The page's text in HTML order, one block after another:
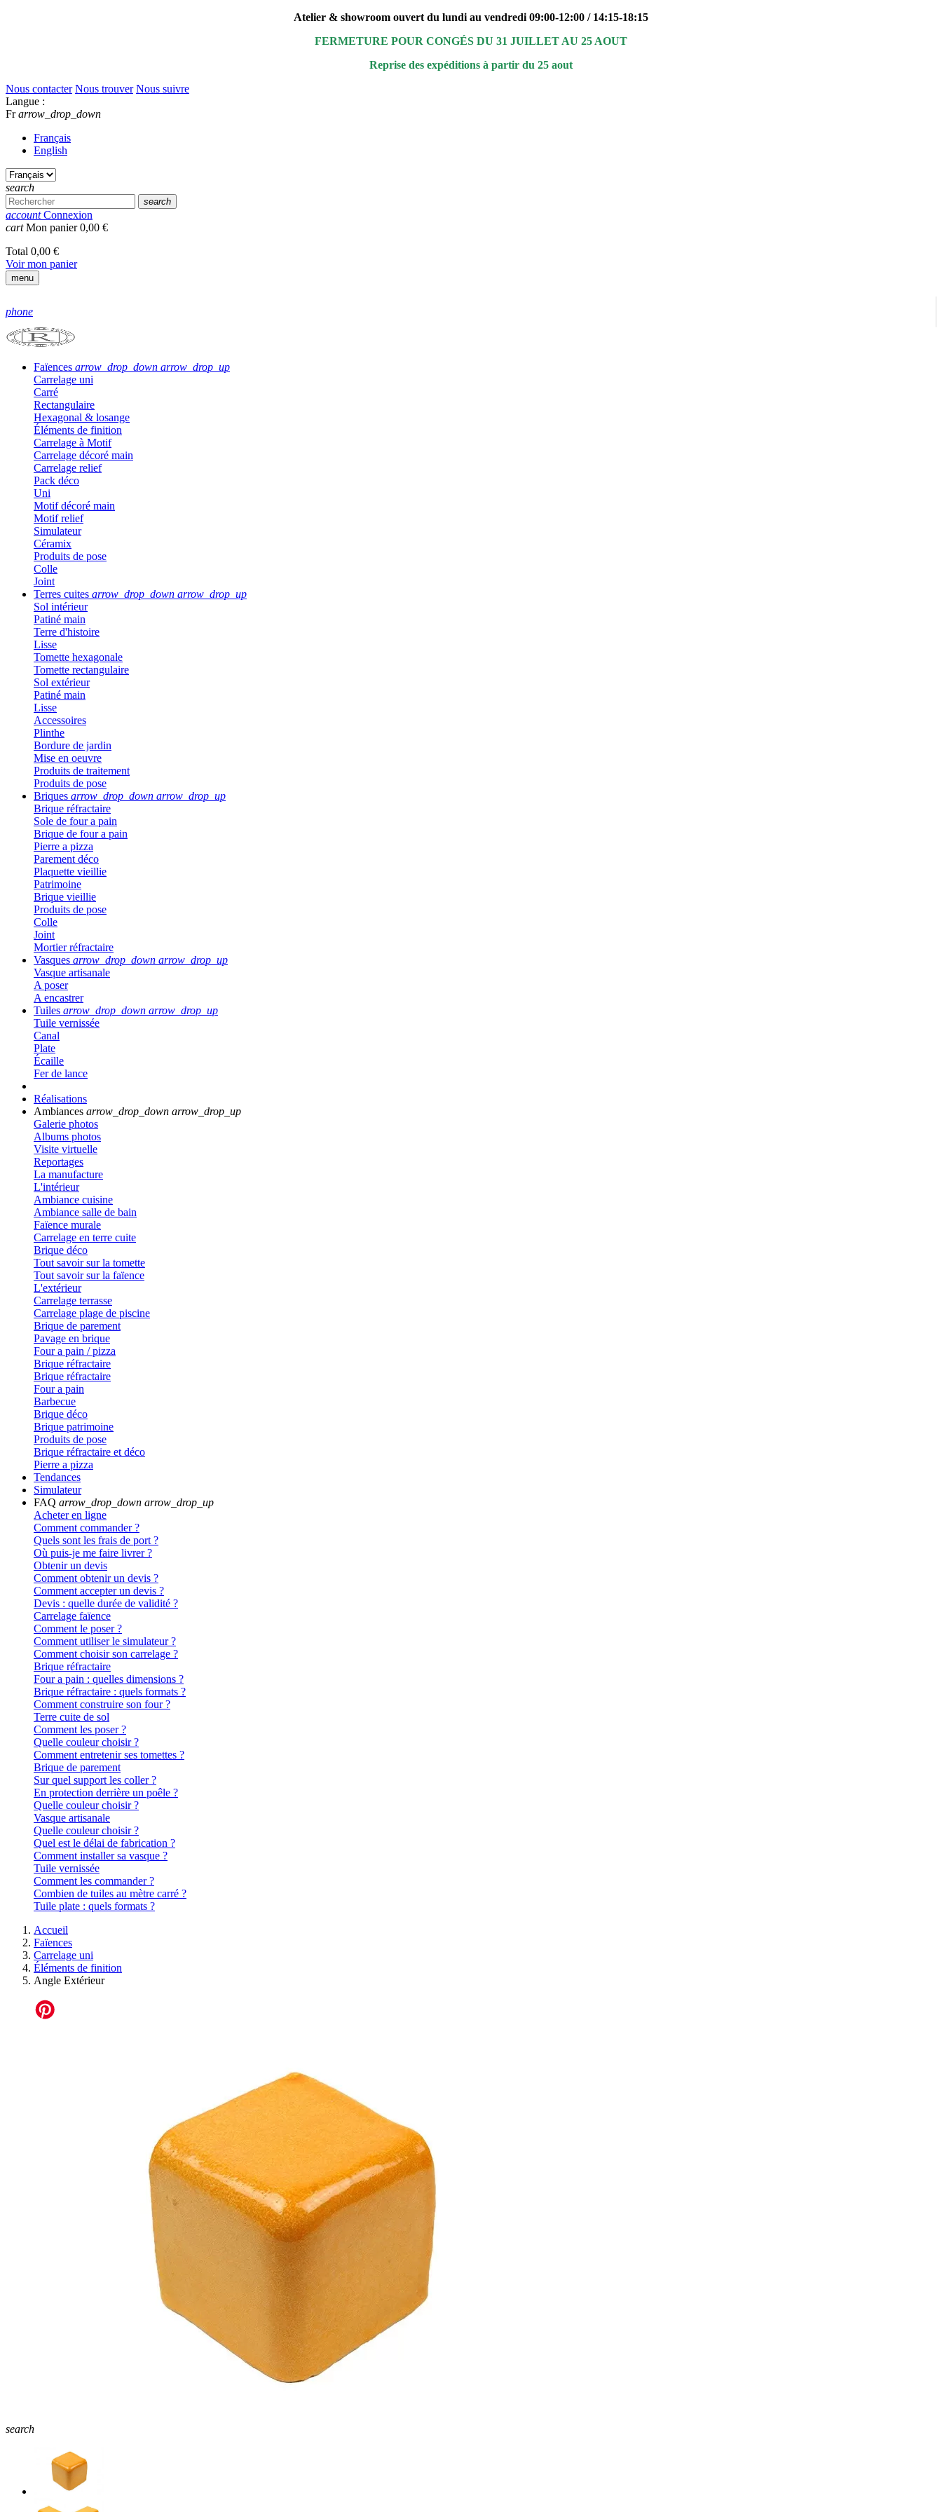
Atelier & showroom ouvert du lundi au vendredi 09:00-12:00 / 14:15-18:15
FERMETURE POUR CONGÉS DU 31 JUILLET AU 25 AOUT
Reprise des expéditions à partir du 25 aout
Nous contacter Nous trouver Nous suivre
Langue :
Fr arrow_drop_down
Français
English
search
search
account Connexion
cart Mon panier0,00 €
Total 0,00 €
Voir mon panier
menu
phone
Faïences arrow_drop_down arrow_drop_up
Carrelage uni
Carré
Rectangulaire
Hexagonal & losange
Éléments de finition
Carrelage à Motif
Carrelage décoré main
Carrelage relief
Pack déco
Uni
Motif décoré main
Motif relief
Simulateur
Céramix
Produits de pose
Colle
Joint
Terres cuites arrow_drop_down arrow_drop_up
Sol intérieur
Patiné main
Terre d'histoire
Lisse
Tomette hexagonale
Tomette rectangulaire
Sol extérieur
Patiné main
Lisse
Accessoires
Plinthe
Bordure de jardin
Mise en oeuvre
Produits de traitement
Produits de pose
Briques arrow_drop_down arrow_drop_up
Brique réfractaire
Sole de four a pain
Brique de four a pain
Pierre a pizza
Parement déco
Plaquette vieillie
Patrimoine
Brique vieillie
Produits de pose
Colle
Joint
Mortier réfractaire
Vasques arrow_drop_down arrow_drop_up
Vasque artisanale
A poser
A encastrer
Tuiles arrow_drop_down arrow_drop_up
Tuile vernissée
Canal
Plate
Écaille
Fer de lance
Réalisations
Ambiances arrow_drop_down arrow_drop_up
Galerie photos
Albums photos
Visite virtuelle
Reportages
La manufacture
L'intérieur
Ambiance cuisine
Ambiance salle de bain
Faïence murale
Carrelage en terre cuite
Brique déco
Tout savoir sur la tomette
Tout savoir sur la faïence
L'extérieur
Carrelage terrasse
Carrelage plage de piscine
Brique de parement
Pavage en brique
Four a pain / pizza
Brique réfractaire
Brique réfractaire
Four a pain
Barbecue
Brique déco
Brique patrimoine
Produits de pose
Brique réfractaire et déco
Pierre a pizza
Tendances
Simulateur
FAQ arrow_drop_down arrow_drop_up
Acheter en ligne
Comment commander ?
Quels sont les frais de port ?
Où puis-je me faire livrer ?
Obtenir un devis
Comment obtenir un devis ?
Comment accepter un devis ?
Devis : quelle durée de validité ?
Carrelage faïence
Comment le poser ?
Comment utiliser le simulateur ?
Comment choisir son carrelage ?
Brique réfractaire
Four a pain : quelles dimensions ?
Brique réfractaire : quels formats ?
Comment construire son four ?
Terre cuite de sol
Comment les poser ?
Quelle couleur choisir ?
Comment entretenir ses tomettes ?
Brique de parement
Sur quel support les coller ?
En protection derrière un poêle ?
Quelle couleur choisir ?
Vasque artisanale
Quelle couleur choisir ?
Quel est le délai de fabrication ?
Comment installer sa vasque ?
Tuile vernissée
Comment les commander ?
Combien de tuiles au mètre carré ?
Tuile plate : quels formats ?
Accueil
Faïences
Carrelage uni
Éléments de finition
Angle Extérieur
search